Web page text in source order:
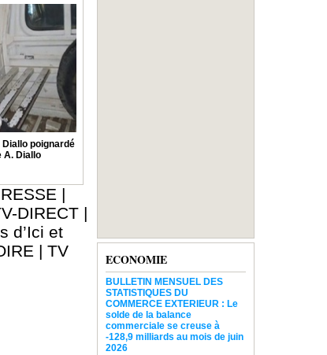
poignardé
A. Diallo
|
DIRECT |
d’Ici et
| TV ECONOMIE
BULLETIN MENSUEL DES
STATISTIQUES DU
COMMERCE EXTERIEUR : Le
solde de la balance
commerciale se creuse à
-128,9 milliards au mois de juin
2026